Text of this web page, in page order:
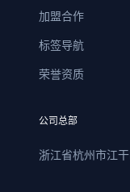
加盟合作
标签导航
荣誉资质
公司总部
浙江省杭州市江